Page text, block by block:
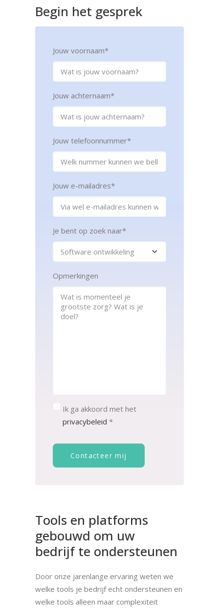
Begin het gesprek
Jouw voornaam*
Jouw achternaam*
Jouw telefoonnummer*
Jouw e-mailadres*
Je bent op zoek naar*
Opmerkingen
Consent *
Ik ga akkoord met het
privacybeleid *
Contacteer mij
Tools en platforms
gebouwd om uw
bedrijf te ondersteunen
Door onze jarenlange ervaring weten we
welke tools je bedrijf echt ondersteunen en
welke tools alleen maar complexiteit